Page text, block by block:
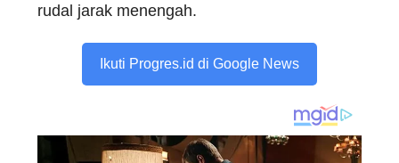
rudal jarak menengah.
Ikuti Progres.id di Google News